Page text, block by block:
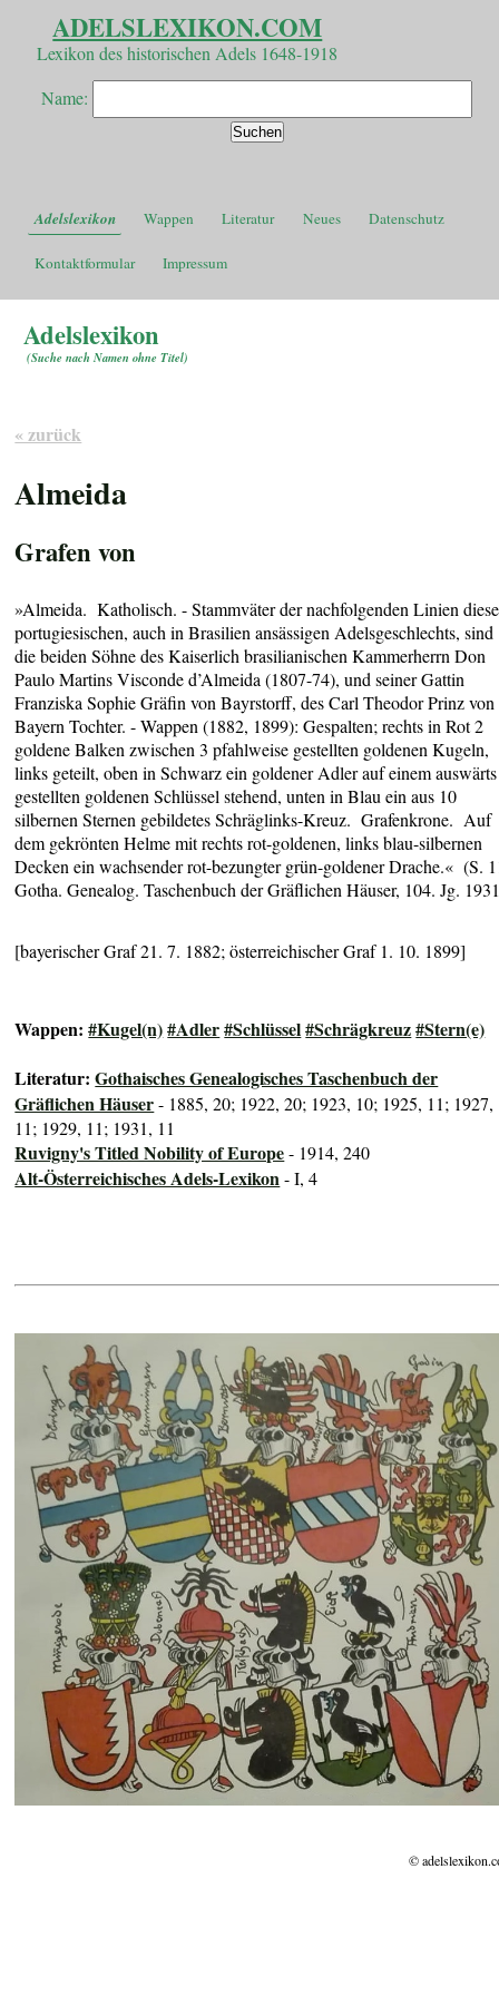
ADELSLEXIKON.COM
Lexikon des historischen Adels 1648-1918
Name:
Adelslexikon Wappen Literatur Neues Datenschutz
Kontaktformular Impressum
Adelslexikon
(Suche nach Namen ohne Titel)
« zurück
Almeida
Grafen von
»Almeida. Katholisch. - Stammväter der nachfolgenden Linien
portugiesischen, auch in Brasilien ansässigen Adelsgeschlechts, sind
die beiden Söhne des Kaiserlich brasilianischen Kammerherrn Don
Paulo Martins Visconde d’Almeida (1807-74), und seiner Gattin
Franziska Sophie Gräfin von Bayrstorff, des Carl Theodor Prinz von
Bayern Tochter. - Wappen (1882, 1899): Gespalten; rechts in Rot 2
goldene Balken zwischen 3 pfahlweise gestellten goldenen Kugeln,
links geteilt, oben in Schwarz ein goldener Adler auf einem auswärts
gestellten goldenen Schlüssel stehend, unten in Blau ein aus 10
silbernen Sternen gebildetes Schräglinks-Kreuz. Grafenkrone. Auf
dem gekrönten Helme mit rechts rot-goldenen, links blau-silbernen
Decken ein wachsender rot-bezungter grün-goldener Drache.« (S.
Gotha. Genealog. Taschenbuch der Gräflichen Häuser, 104. Jg.
[bayerischer Graf 21. 7. 1882; österreichischer Graf 1. 10. 1899]
Wappen:#Kugel(n)#Adler#Schlüssel#Schrägkreuz#Stern(e)
Literatur:Gothaisches Genealogisches Taschenbuch der
Gräflichen Häuser- 1885, 20; 1922, 20; 1923, 10; 1925, 11; 1927,
11; 1929, 11; 1931, 11
Ruvigny's Titled Nobility of Europe- 1914, 240
Alt-Österreichisches Adels-Lexikon- I, 4
©